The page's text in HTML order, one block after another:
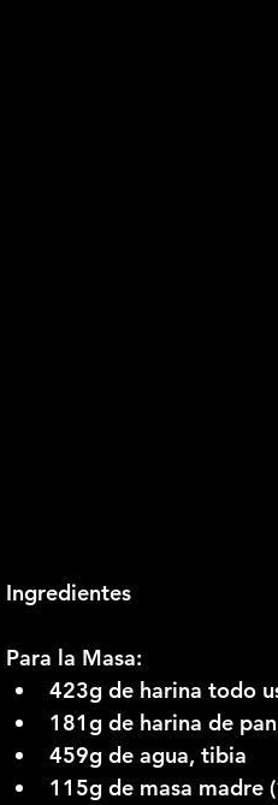
Ingredientes
Para la Masa:
423g de harina todo
181g de harina de pan
459g de agua, tibia
115g de masa madre